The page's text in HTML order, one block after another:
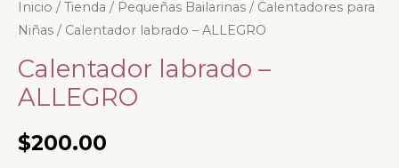
Inicio / Tienda / Pequeñas Bailarinas / Calentadores para
Niñas / Calentador labrado – ALLEGRO
Calentador labrado –
ALLEGRO
$200.00
Calentador
labrado
ALLEGRO
cantidad